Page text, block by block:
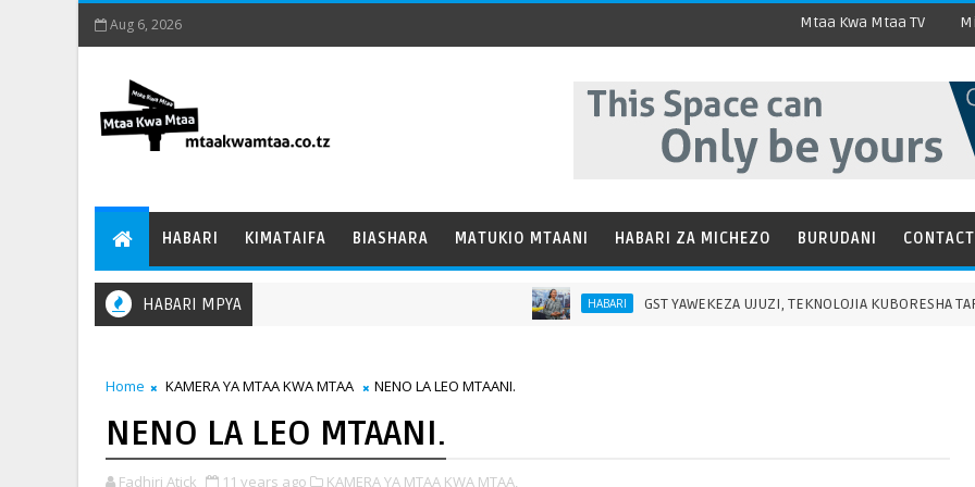
Aug 6, 2026 Mtaa Kwa Mtaa TV
HABARI KIMATAIFA BIASHARA MATUKIO MTAANI HABARI ZA MICHEZO BURUDANI
HABARI MPYA HABARI GST YAWEKEZA UJUZI, TEKNOLOJIA KUBORESHA TAFITI
Home KAMERA YA MTAA KWA MTAA NENO LA LEO MTAANI.
NENO LA LEO MTAANI.
Fadhiri Atick 11 years ago KAMERA YA MTAA KWA MTAA,